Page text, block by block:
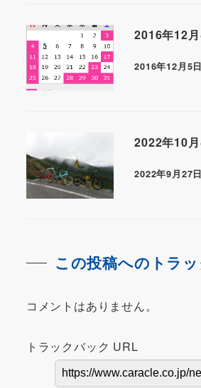
2016年12
2016年12月5日
2022年10
2022年9月27日
この投稿へのトラ
コメントはありません。
トラックバック URL